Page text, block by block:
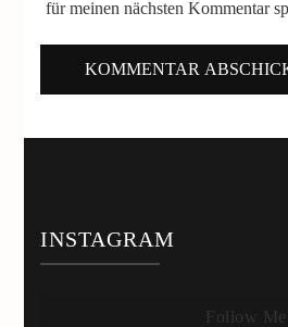
für meinen nächsten Kommentar
INSTAGRAM
Follow